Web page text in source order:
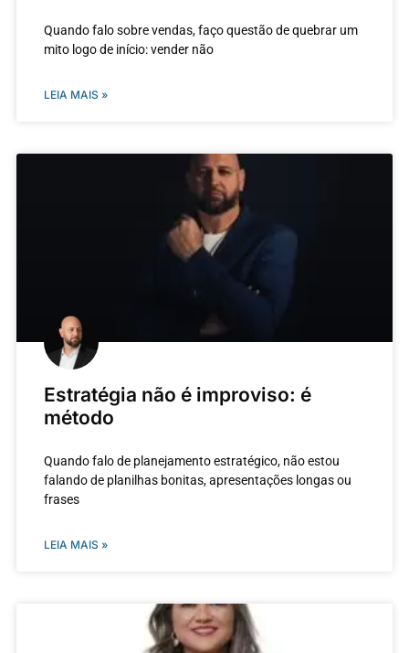
Quando falo sobre vendas, faço questão de quebrar um
mito logo de início: vender não
LEIA MAIS »
Estratégia não é improviso: é
método
Quando falo de planejamento estratégico, não estou
falando de planilhas bonitas, apresentações longas ou
frases
LEIA MAIS »